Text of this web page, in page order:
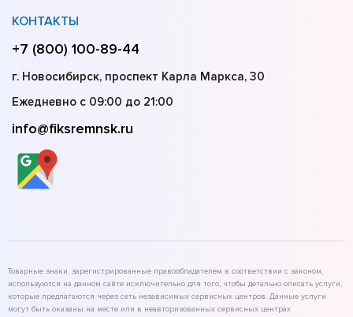
КОНТАКТЫ
+7 (800) 100-89-44
г. Новосибирск, проспект Карла Маркса, 30
Ежедневно с 09:00 до 21:00
info@fiksremnsk.ru
Товарные знаки, зарегистрированные правообладателем в соответствии с законом,
используются на данном сайте исключительно для того, чтобы детально описать услуги,
которые предлагаются через сеть независимых сервисных центров. Данные услуги
могут быть оказаны на месте или в неавторизованных сервисных центрах